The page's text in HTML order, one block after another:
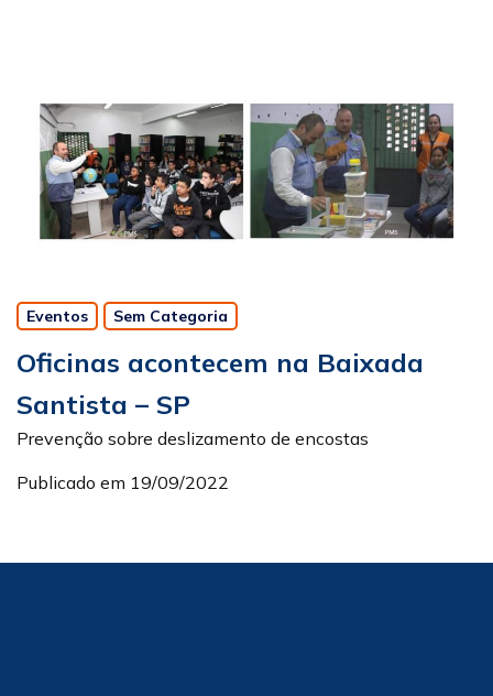
Eventos Sem Categoria
Oficinas acontecem na Baixada
Santista – SP
Prevenção sobre deslizamento de encostas
Publicado em 19/09/2022